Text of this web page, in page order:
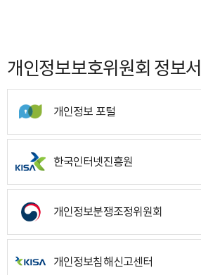
개인정보보호위원회 정보
개인정보 포털
한국인터넷진흥원
개인정보분쟁조정위원회
개인정보침해신고센터